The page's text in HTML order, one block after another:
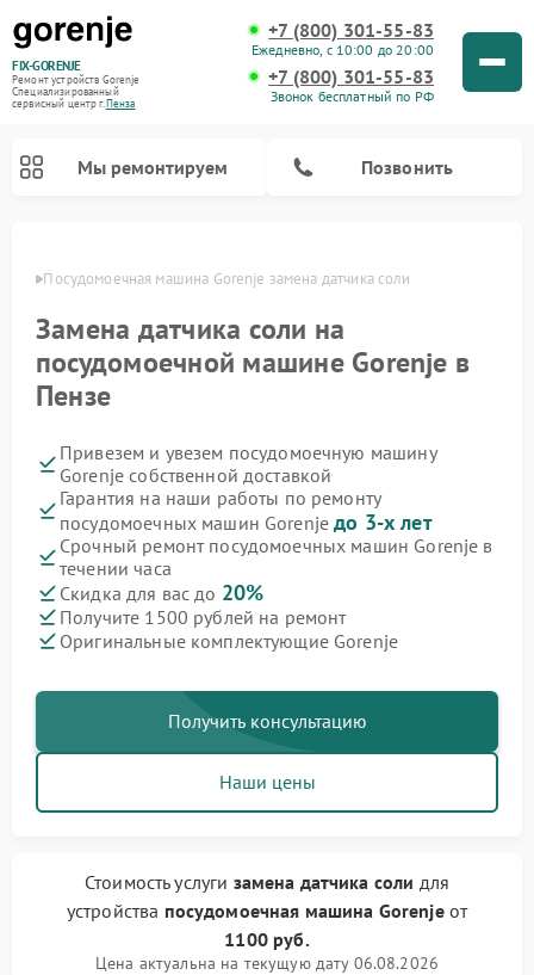
FIX-GORENJE
Ремонт устройств Gorenje
Специализированный
cервисный центр г.Пенза
+7 (800) 301-55-83
Ежедневно, с 10:00 до 20:00
+7 (800) 301-55-83
Звонок бесплатный по РФ
Мы ремонтируем Позвонить
Посудомоечная машина Gorenje замена датчика соли
Замена датчика соли на
посудомоечной машине Gorenje в
Пензе
Привезем и увезем посудомоечную машину
Gorenje собственной доставкой
Гарантия на наши работы по ремонту
посудомоечных машин Gorenjeдо 3-х лет
Срочный ремонт посудомоечных машин Gorenje в
течении часа
Скидка для вас до 20%
Получите 1500 рублей на ремонт
Оригинальные комплектующие Gorenje
Получить консультацию
Наши цены
Стоимость услуги замена датчика соли для
устройства посудомоечная машина Gorenjeот
1100 руб.
Цена актуальна на текущую дату 06.08.2026